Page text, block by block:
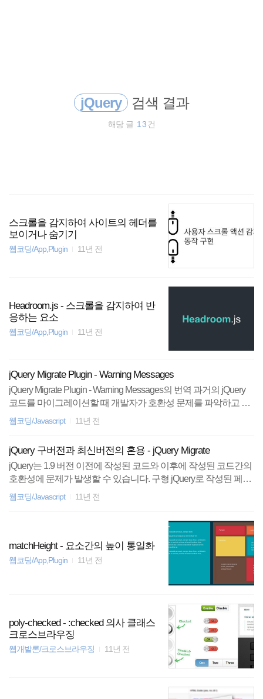
jQuery 검색 결과
해당 글 13 건
스크롤을 감지하여 사이트의 헤더를
보이거나 숨기기
웹코딩/App,Plugin 11년 전
Headroom.js - 스크롤을 감지하여 반
응하는 요소
웹코딩/App,Plugin 11년 전
jQuery Migrate Plugin - Warning Messages
jQuery Migrate Plugin - Warning Messages의 번역 과거의 jQuery
코드를 마이그레이션할 때 개발자가 호환성 문제를 파악하고 문
제를 해결할 수 있도록 개발(비압축)버전을 사용하여 콘솔 경고
메세지를 출력하는 환경을 마련해야한다. 메세지는 각각의 고유
단순히 경고를 출력하며, jQuery Migrate를 사용하는 동안 제대로
작동하겠지만, 이 플러그인을 사용하지 않아도 되도록 코드를 변
경하는 것을 추천한다. production(생산-압축) 버전의 경우는 이 경
고를 생성하지 않을뿐, 여전히 호환성 문제들을 내포하고 있다.
웹코딩/Javascript 11년 전
jQuery 구버전과 최신버전의 혼용 - jQuery Migrate
jQuery는 1.9 버전 이전에 작성된 코드와 이후에 작성된 코드간의
호환성에 문제가 발생할 수 있습니다. 구형 jQuery로 작성된 페이
지에 최신버전의 jQuery를 필요로하는 플러그인이나 기타 스크
립트를 삽입하다보면 발생하는 문제인데 이를 해결하는 방법중
개 이 플러그인은 jQuery 1.9 버전에서 제거된 API들을 탐지하고
복원하는데 사용한다. 플러그인이 생성하는 메시지에 대한 자세
한 내용을 참조하려면 경고페이지를 보라. jQuery 1.9로 변경하는
것에 대한 더 많은 정보를 원한다면 업그레이드 가이드와 블로그
를 참조하라. jQuery Migrate 설치법 웹페이지에 jQuery를 삽입하
웹코딩/Javascript 11년 전
matchHeight - 요소간의 높이 통일화
웹코딩/App,Plugin 11년 전
poly-checked - :checked 의사 클래스
크로스브라우징
웹개발론/크로스브라우징 11년 전
CSS
polyfill